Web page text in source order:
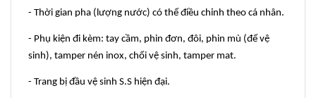
- Thời gian pha (lượng nước) có thể điều chỉnh theo cá nhân.
- Phụ kiện đi kèm: tay cầm, phin đơn, đôi, phin mù (để vệ
sinh), tamper nén inox, chổi vệ sinh, tamper mat.
- Trang bị đầu vệ sinh S.S hiện đại.